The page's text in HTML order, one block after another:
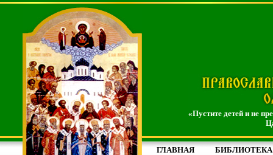
«Пустите детей и не
ГЛАВНАЯ БИБЛИОТЕКА